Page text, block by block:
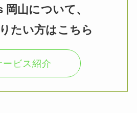
岡山について、
たい方はこちら
ービス紹介